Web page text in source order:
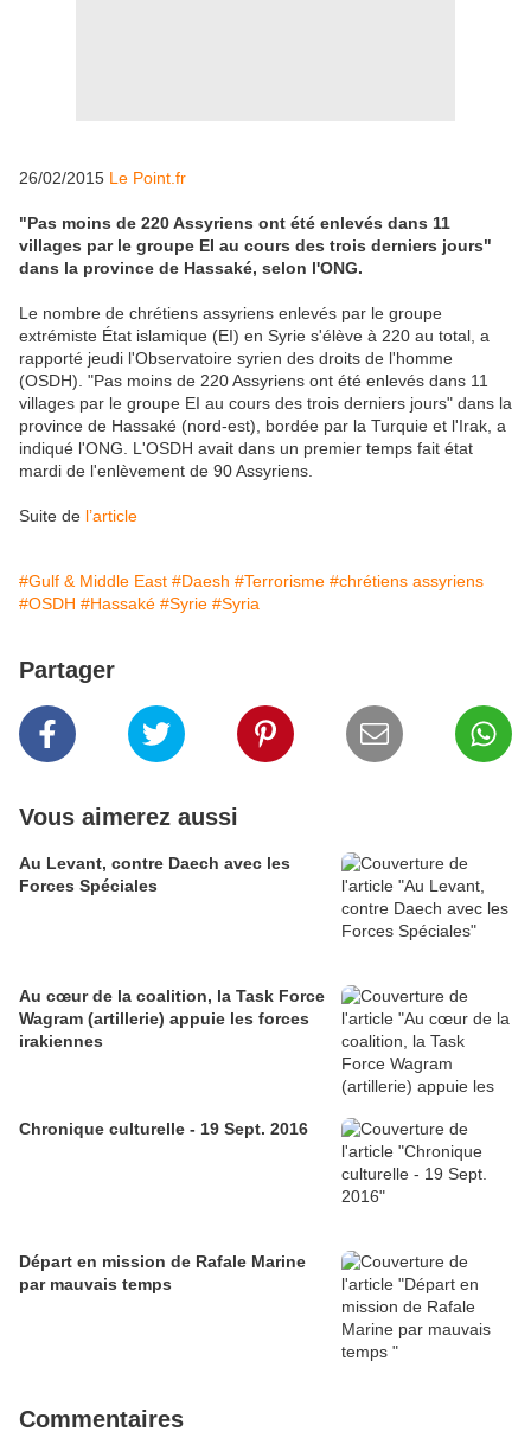
26/02/2015 Le Point.fr
"Pas moins de 220 Assyriens ont été enlevés dans 11
villages par le groupe EI au cours des trois derniers jours"
dans la province de Hassaké, selon l'ONG.
Le nombre de chrétiens assyriens enlevés par le groupe
extrémiste État islamique (EI) en Syrie s'élève à 220 au total, a
rapporté jeudi l'Observatoire syrien des droits de l'homme
(OSDH). "Pas moins de 220 Assyriens ont été enlevés dans 11
villages par le groupe EI au cours des trois derniers jours" dans la
province de Hassaké (nord-est), bordée par la Turquie et l'Irak, a
indiqué l'ONG. L'OSDH avait dans un premier temps fait état
mardi de l'enlèvement de 90 Assyriens.
Suite de l’article
#Gulf & Middle East #Daesh #Terrorisme #chrétiens assyriens
#OSDH #Hassaké #Syrie #Syria
Partager
Vous aimerez aussi
Au Levant, contre Daech avec les
Forces Spéciales
Au cœur de la coalition, la Task Force
Wagram (artillerie) appuie les forces
irakiennes
Chronique culturelle - 19 Sept. 2016
Départ en mission de Rafale Marine
par mauvais temps
Commentaires